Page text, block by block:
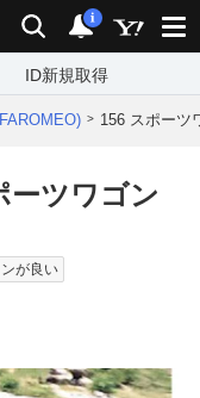
検索 通知
i
ID新規取得
156 スポーツ
ーツワゴン
が良い